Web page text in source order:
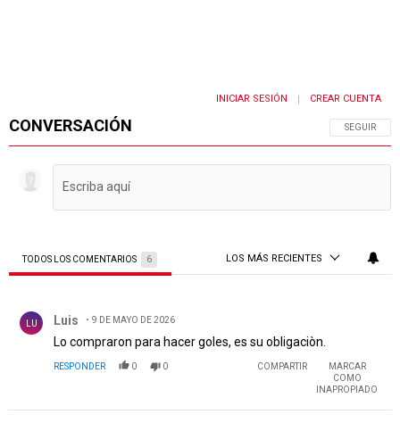
CONVERSACIÓN SIGA ESTA
SEGUIR
INICIAR SESIÓN | CREAR CUENTA
TODOS LOS COMENTARIOS 6 LOS MÁS RECIENTES
LU Luis 9 DE MAYO DE 2026
Lo compraron para hacer goles, es su obligaciòn.
RESPONDER 0 0 COMPARTIR
MARCAR
COMO
INAPROPIADO